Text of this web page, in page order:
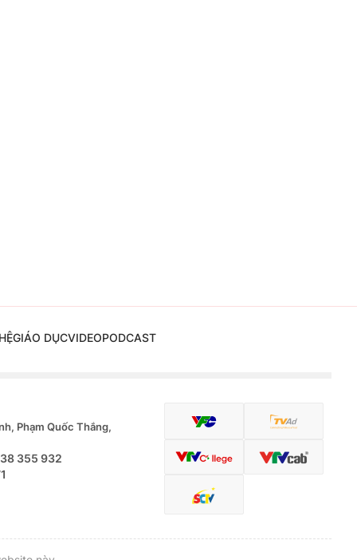
GIÁO DỤCVIDEOPODCAST
Phạm Quốc Thắng,
355 932